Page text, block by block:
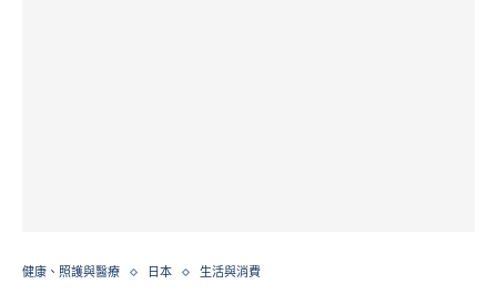
健康、照護與醫療 日本 生活與消費